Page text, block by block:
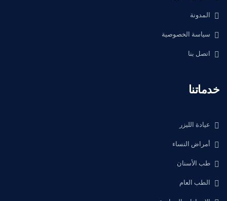
المدونة
سياسة الخصوصية
اتصل بنا
خدماتنا
عيادة الليزر
أمراض النساء
طب الأسنان
الطب العام